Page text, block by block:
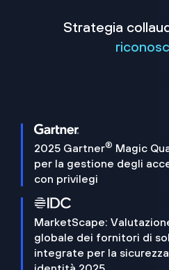
Strategia
2025 Gartner® Magic
per la gestione degli
con privilegi
MarketScape:
globale dei fornitori di
integrate per la